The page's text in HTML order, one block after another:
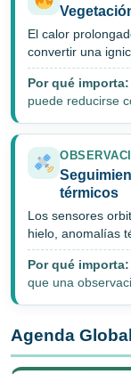
El calor
convertir una
Por qué importa:
puede reducirse
térmicos
Los sensores
hielo, anomalías
Por qué importa:
que una
Agenda